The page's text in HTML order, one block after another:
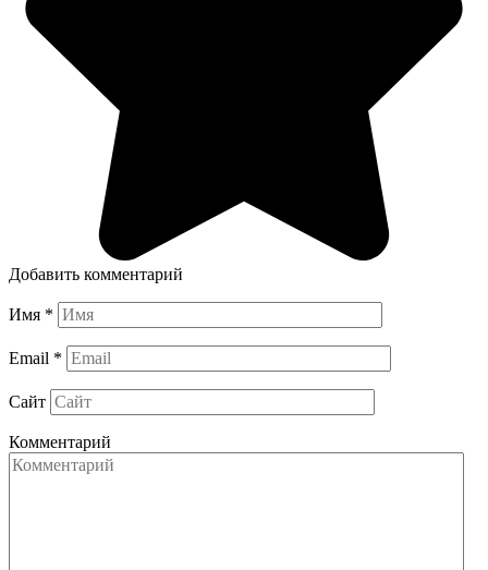
Добавить комментарий
Имя *
Email *
Сайт
Комментарий